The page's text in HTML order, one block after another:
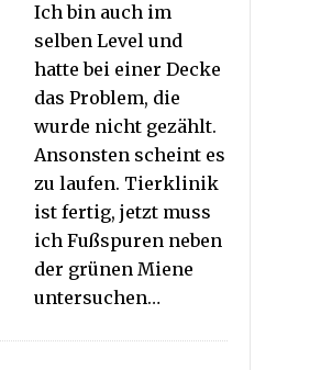
Ich bin auch im
selben Level und
hatte bei einer Decke
das Problem, die
wurde nicht gezählt.
Ansonsten scheint es
zu laufen. Tierklinik
ist fertig, jetzt muss
ich Fußspuren neben
der grünen Miene
untersuchen…